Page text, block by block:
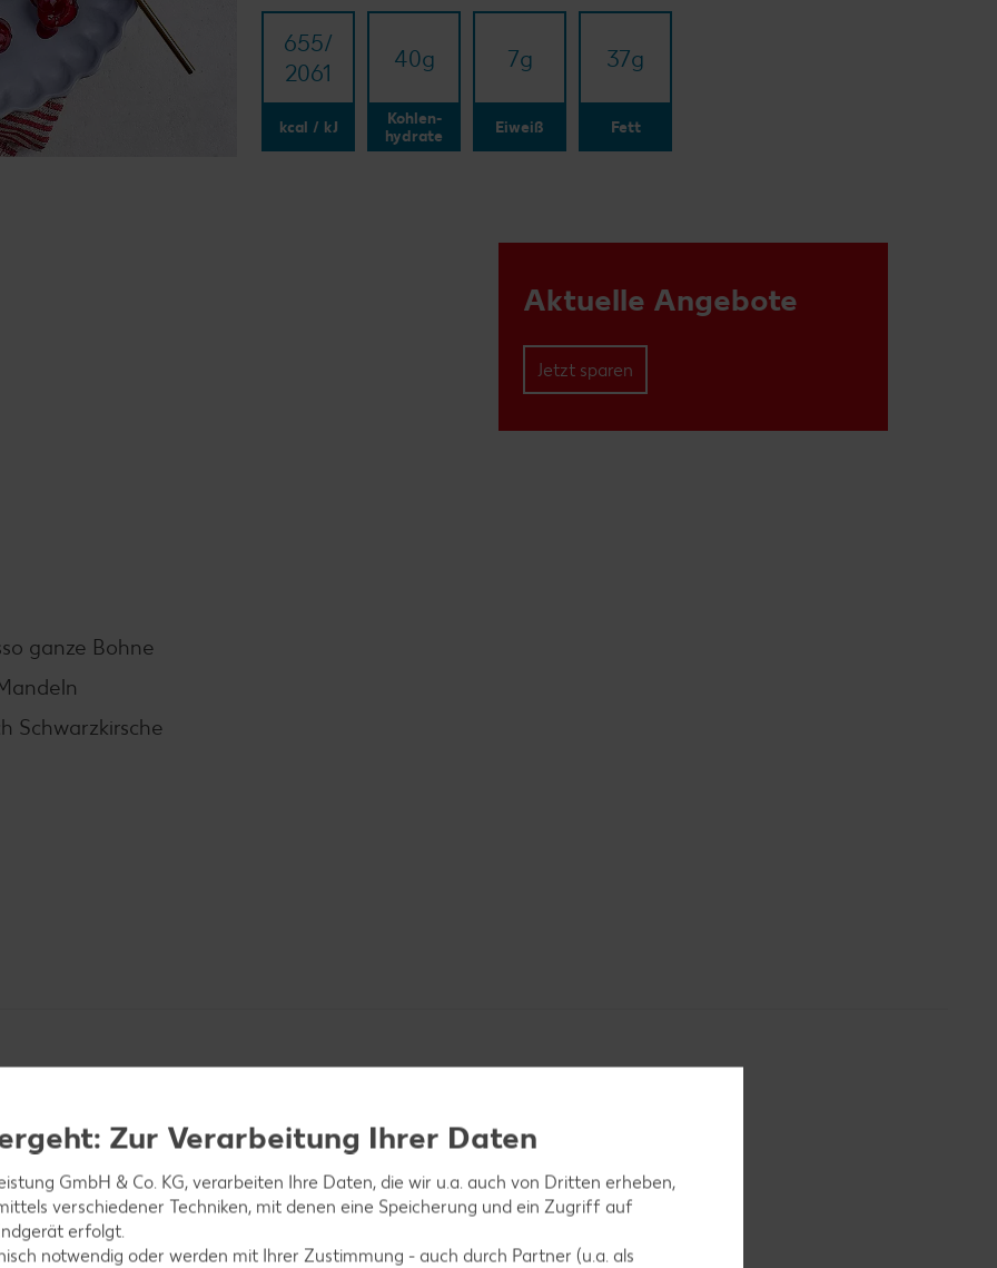
655/​
2061
kcal / kJ
40g
Kohlen-
hydrate
7g
Eiweiß
37g
Fett
Aktuelle Angebote
Jetzt sparen
ganze Bohne
Schwarzkirsche
Espressobohnen in einem Topf aufkochen und unter
Zur Verarbeitung Ihrer Daten
GmbH & Co. KG, verarbeiten Ihre Daten, die wir u.a. auch von Dritten erheben,
verschiedener Techniken, mit denen eine Speicherung und ein Zugriff auf
erfolgt.
notwendig oder werden mit Ihrer Zustimmung - auch durch Partner (u.a. als